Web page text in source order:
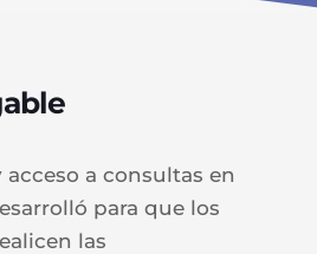
a consultas en
para que los
las